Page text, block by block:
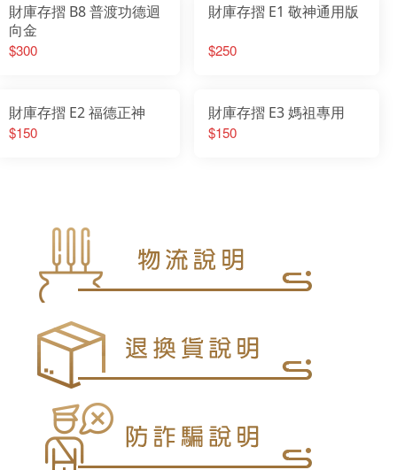
財庫存摺 B8 普渡功德迴
向金
$300
財庫存摺 E1 敬神通用版
$250
財庫存摺 E2 福德正神
$150
財庫存摺 E3 媽祖專用
$150